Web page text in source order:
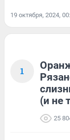
19 октября, 2024,
1
(и не
25